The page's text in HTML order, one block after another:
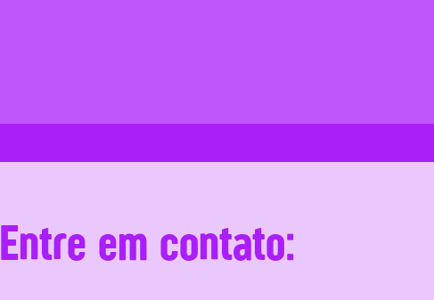
Entre em contato: